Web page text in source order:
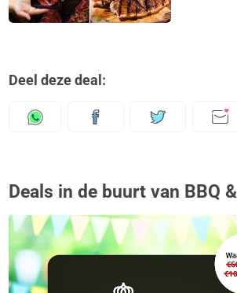
Deel deze deal:
Deals in de buurt van BBQ